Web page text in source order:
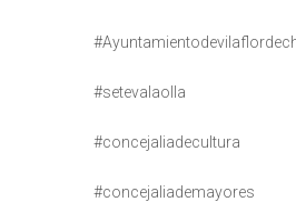
#setevalaolla
#concejaliadecultura
#concejaliademayores